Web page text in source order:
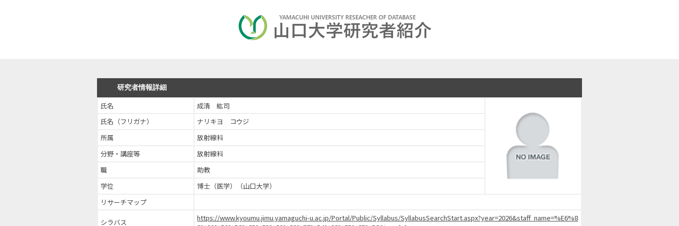
研究者情報詳細
氏名
成清 紘司
氏名（フリガナ）
ナリキヨ コウジ
所属
放射線科
分野・講座等
放射線科
職
助教
学位
博士（医学）（山口大学）
リサーチマップ
シラバス
https://www.kyoumu.jimu.yamaguchi-u.ac.jp/Portal/Public/Syllabus/SyllabusSearchStart.aspx?year=2026&staff_name=%E6%8